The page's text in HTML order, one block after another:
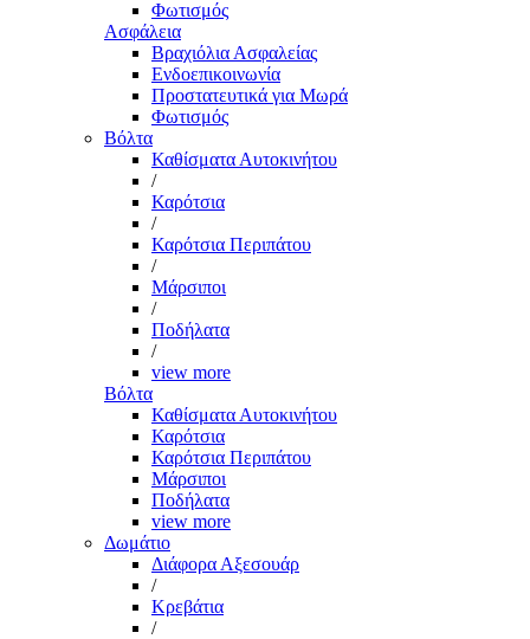
Φωτισμός
Ασφάλεια
Βραχιόλια Ασφαλείας
Ενδοεπικοινωνία
Προστατευτικά για Μωρά
Φωτισμός
Βόλτα
Καθίσματα Αυτοκινήτου
/
Καρότσια
/
Καρότσια Περιπάτου
/
Μάρσιποι
/
Ποδήλατα
/
view more
Βόλτα
Καθίσματα Αυτοκινήτου
Καρότσια
Καρότσια Περιπάτου
Μάρσιποι
Ποδήλατα
view more
Δωμάτιο
Διάφορα Αξεσουάρ
/
Κρεβάτια
/